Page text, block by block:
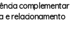
complementar
e relacionamento